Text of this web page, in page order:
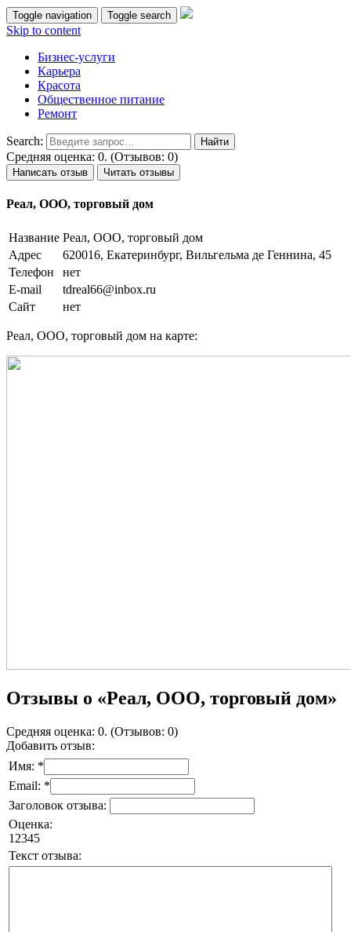
Toggle navigation Toggle search
Skip to content
Бизнес-услуги
Карьера
Красота
Общественное питание
Ремонт
Search:
Средняя оценка: 0. (Отзывов: 0)
Написать отзыв Читать отзывы
Реал, ООО, торговый дом
Название Реал, ООО, торговый дом
Адрес
620016, Екатеринбург, Вильгельма де Геннина, 45
Телефон
нет
E-mail
tdreal66@inbox.ru
Сайт
нет
Реал, ООО, торговый дом на карте:
Отзывы о «Реал, ООО, торговый дом»
Средняя оценка: 0. (Отзывов: 0)
Добавить отзыв:
Имя: *
Email: *
Заголовок отзыва:
Оценка:
1 2345
Текст отзыва: